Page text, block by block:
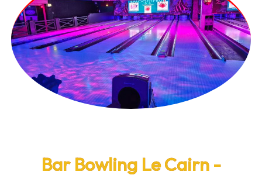
Bar Bowling Le Cairn -